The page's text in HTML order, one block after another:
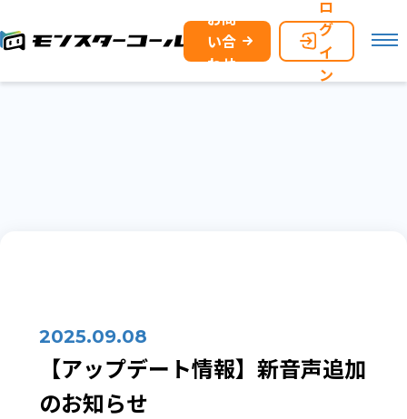
お問
い合
わせ
ロ
グ
イ
ン
2025.09.08
【アップデート情報】新音声追加
のお知らせ